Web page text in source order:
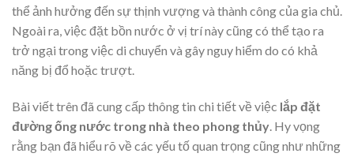
thể ảnh hưởng đến sự thịnh vượng và thành công của gia chủ.
Ngoài ra, việc đặt bồn nước ở vị trí này cũng có thể tạo ra
trở ngại trong việc di chuyển và gây nguy hiểm do có khả
năng bị đổ hoặc trượt.
Bài viết trên đã cung cấp thông tin chi tiết về việc lắp đặt
đường ống nước trong nhà theo phong thủy. Hy vọng
rằng bạn đã hiểu rõ về các yếu tố quan trọng cũng như những